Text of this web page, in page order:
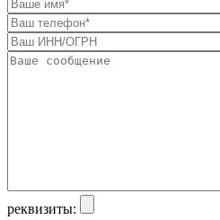
реквизиты: